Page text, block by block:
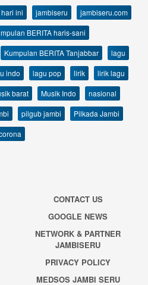
ini jambiseru
jambiseru.com
BERITA haris-sani
Kumpulan BERITA Tanjabbar
lagu
indo lagu pop lirik
lirik lagu
barat Musik Indo
nasional
pilgub jambi
Pilkada Jambi
CONTACT US
GOOGLE NEWS
NETWORK & PARTNER
JAMBISERU
PRIVACY POLICY
MEDSOS JAMBI SERU